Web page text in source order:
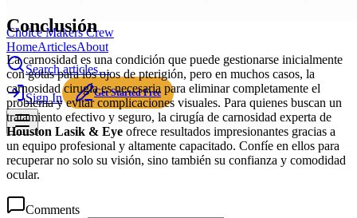
Choice Makers Crew
HomeArticlesAbout
Search articles…
Sign In Get Started Free
Conclusión
La carnosidad es una condición que puede gestionarse inicialmente
con gotas para los ojos de pterigión, pero en muchos casos, la
carnosidad cirugía es necesaria para eliminar completamente el
problema y evitar complicaciones visuales. Para quienes buscan un
tratamiento efectivo y seguro, la cirugía de carnosidad experta de
Houston Lasik & Eye ofrece resultados impresionantes gracias a
un equipo profesional y altamente capacitado. Confíe en ellos para
recuperar no solo su visión, sino también su confianza y comodidad
ocular.
Comments